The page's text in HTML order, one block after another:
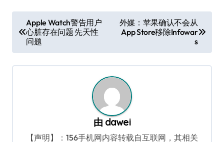
章
导
航
Apple Watch警告用户
心脏存在问题 先天性
问题
外媒：苹果确认不会从
App Store移除Infowar
s
由 dawei
【声明】：156手机网内容转载自互联网，其相关